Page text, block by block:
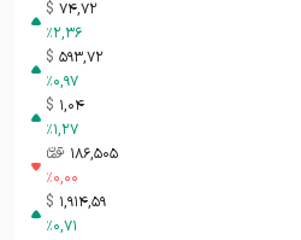
74,72
$
%2,36
593,72
$
%0,97
1,04
$
%1,27
186,505 تومان-ء
%0,00
1,914,59
$
%0,71